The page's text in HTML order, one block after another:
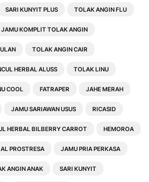
SARI KUNYIT PLUS TOLAK ANGIN FLU
JAMU KOMPLIT TOLAK ANGIN
TOLAK ANGIN CAIR
HERBAL ALUSS TOLAK LINU
COOL FATRAPER JAHE MERAH
JAMU SARIAWAN USUS RICASID
HERBAL BILBERRY CARROT HEMOROA
PROSTRESA JAMU PRIA PERKASA
ANGIN ANAK SARI KUNYIT